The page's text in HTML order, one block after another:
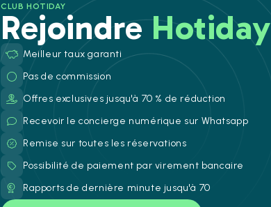
CLUB HOTIDAY
RejoindreHotiday
Meilleur taux garanti
Pas de commission
Offres exclusives jusqu'à 70 % de réduction
Recevoir le concierge numérique sur Whatsapp
Remise sur toutes les réservations
Possibilité de paiement par virement bancaire
Rapports de dernière minute jusqu'à 70